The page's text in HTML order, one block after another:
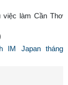
việc làm Cần Thơ
IM Japan tháng